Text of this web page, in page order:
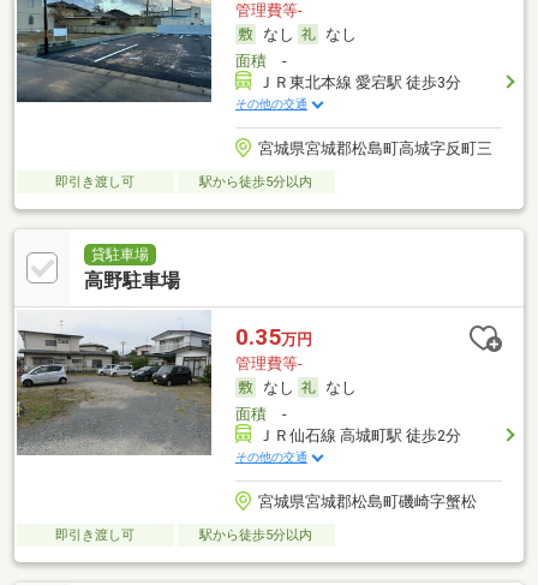
管理費等-
なし
なし
面積-
ＪＲ東北本線 愛宕駅 徒歩3分
その他の交通
宮城県宮城郡松島町高城字反町三
即引き渡し可 駅から徒歩5分以内
貸駐車場
高野駐車場
0.35万円
管理費等-
なし
なし
面積-
ＪＲ仙石線 高城町駅 徒歩2分
その他の交通
宮城県宮城郡松島町磯崎字蟹松
即引き渡し可 駅から徒歩5分以内